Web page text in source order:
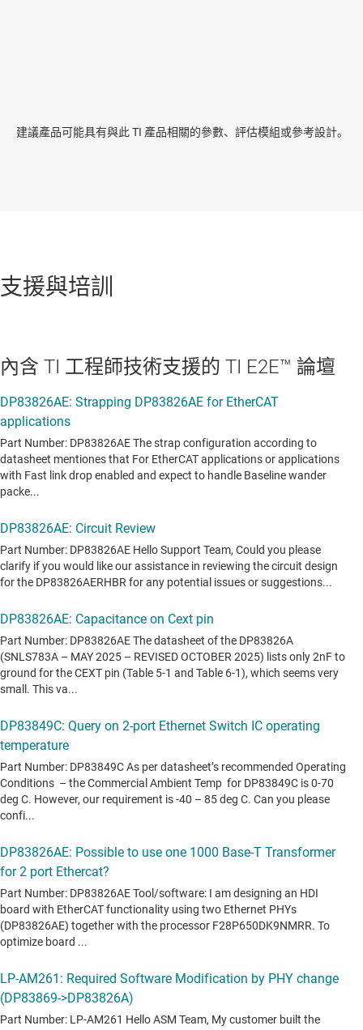
建議產品可能具有與此 TI 產品相關的參數、評估模組或參考設計。
支援與培訓
內含 TI 工程師技術支援的 TI E2E™ 論壇